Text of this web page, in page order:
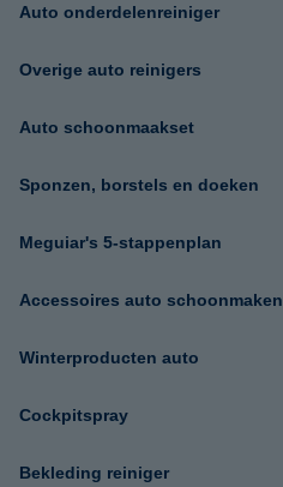
Auto onderdelenreiniger
Overige auto reinigers
Auto schoonmaakset
Sponzen, borstels en doeken
Meguiar's 5-stappenplan
Accessoires auto schoonmaken
Winterproducten auto
Cockpitspray
Bekleding reiniger